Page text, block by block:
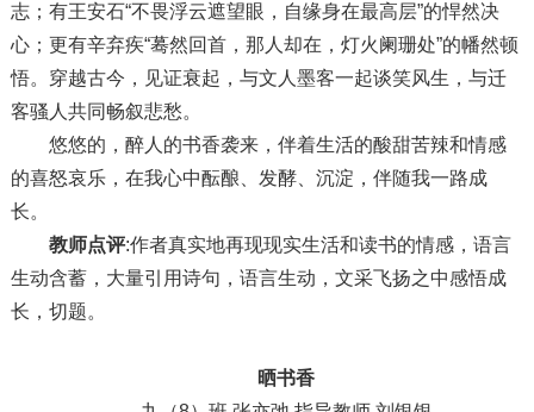
志；有王安石“不畏浮云遮望眼，自缘身在最高层”的悍然决
心；更有辛弃疾“蓦然回首，那人却在，灯火阑珊处”的幡然顿
悟。穿越古今，见证衰起，与文人墨客一起谈笑风生，与迁
客骚人共同畅叙悲愁。
悠悠的，醉人的书香袭来，伴着生活的酸甜苦辣和情感
的喜怒哀乐，在我心中酝酿、发酵、沉淀，伴随我一路成
长。
教师点评:作者真实地再现现实生活和读书的情感，语言
生动含蓄，大量引用诗句，语言生动，文采飞扬之中感悟成
长，切题。
晒书香